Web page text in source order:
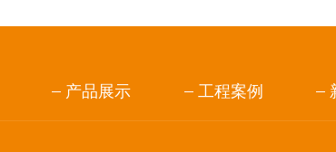
产品展示 工程案例